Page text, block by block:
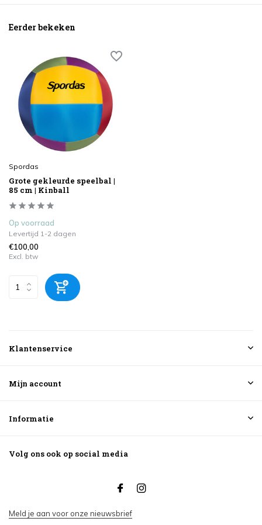
Eerder bekeken
Spordas
Grote gekleurde speelbal |
85 cm | Kinball
Op voorraad
Levertijd 1-2 dagen
€100,00
Excl. btw
Klantenservice
Mijn account
Informatie
Volg ons ook op social media
Meld je aan voor onze nieuwsbrief